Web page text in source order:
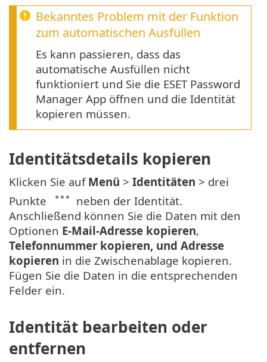
Bekanntes Problem mit der Funktion
zum automatischen Ausfüllen
Es kann passieren, dass das
automatische Ausfüllen nicht
funktioniert und Sie die ESET Password
Manager App öffnen und die Identität
kopieren müssen.
Identitätsdetails kopieren
Klicken Sie auf Menü > Identitäten > drei
Punkte
neben der Identität.
Anschließend können Sie die Daten mit den
Optionen E-Mail-Adresse kopieren,
Telefonnummer kopieren, und Adresse
kopieren in die Zwischenablage kopieren.
Fügen Sie die Daten in die entsprechenden
Felder ein.
Identität bearbeiten oder
entfernen